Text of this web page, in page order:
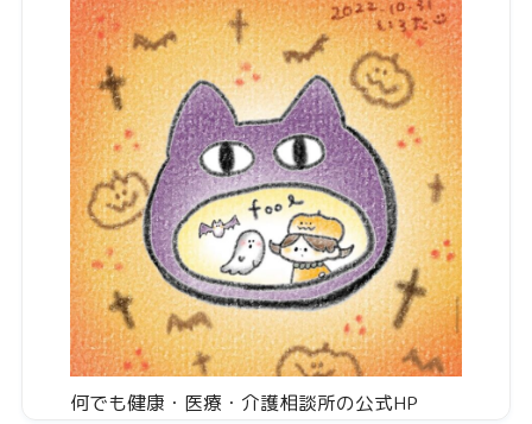
何でも健康・医療・介護相談所の公式HP